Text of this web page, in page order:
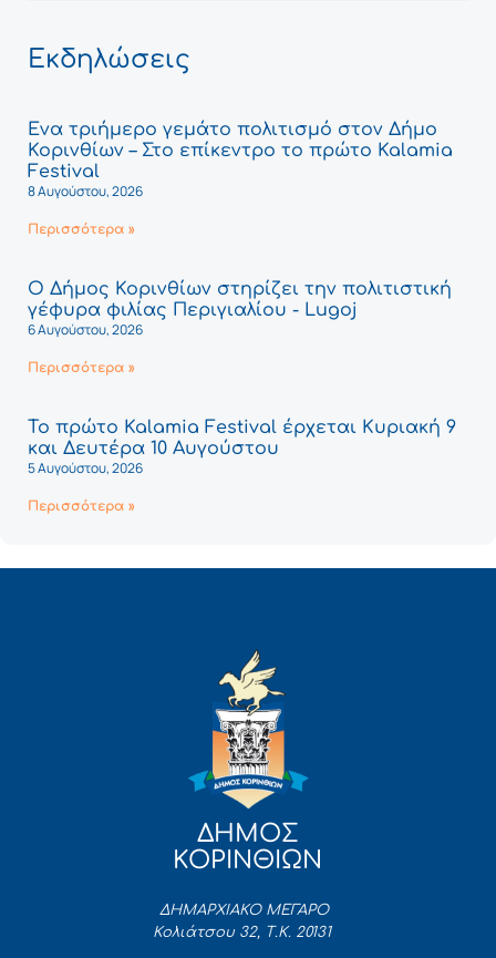
Εκδηλώσεις
Ένα τριήμερο γεμάτο πολιτισμό στον Δήμο
Κορινθίων – Στο επίκεντρο το πρώτο Kalamia
Festival
8 Αυγούστου, 2026
Περισσότερα »
Ο Δήμος Κορινθίων στηρίζει την πολιτιστική
γέφυρα φιλίας Περιγιαλίου - Lugoj
6 Αυγούστου, 2026
Περισσότερα »
Το πρώτο Kalamia Festival έρχεται Κυριακή 9
και Δευτέρα 10 Αυγούστου
5 Αυγούστου, 2026
Περισσότερα »
ΔΗΜΟΣ
ΚΟΡΙΝΘΙΩΝ
ΔΗΜΑΡΧΙΑΚΟ ΜΕΓΑΡΟ
Κολιάτσου 32, Τ.Κ. 20131